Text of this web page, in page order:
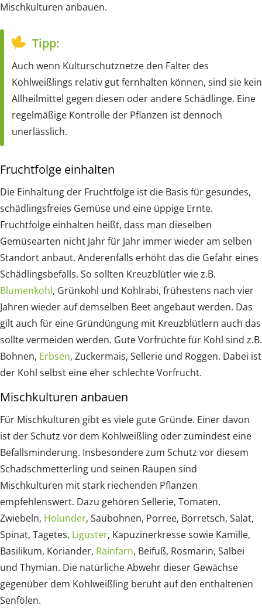
Mischkulturen anbauen.
Tipp:
Auch wenn Kulturschutznetze den Falter des
Kohlweißlings relativ gut fernhalten können, sind sie kein
Allheilmittel gegen diesen oder andere Schädlinge. Eine
regelmäßige Kontrolle der Pflanzen ist dennoch
unerlässlich.
Fruchtfolge einhalten
Die Einhaltung der Fruchtfolge ist die Basis für gesundes,
schädlingsfreies Gemüse und eine üppige Ernte.
Fruchtfolge einhalten heißt, dass man dieselben
Gemüsearten nicht Jahr für Jahr immer wieder am selben
Standort anbaut. Anderenfalls erhöht das die Gefahr eines
Schädlingsbefalls. So sollten Kreuzblütler wie z.B.
Blumenkohl, Grünkohl und Kohlrabi, frühestens nach vier
Jahren wieder auf demselben Beet angebaut werden. Das
gilt auch für eine Gründüngung mit Kreuzblütlern auch das
sollte vermeiden werden. Gute Vorfrüchte für Kohl sind z.B.
Bohnen, Erbsen, Zuckermais, Sellerie und Roggen. Dabei ist
der Kohl selbst eine eher schlechte Vorfrucht.
Mischkulturen anbauen
Für Mischkulturen gibt es viele gute Gründe. Einer davon
ist der Schutz vor dem Kohlweißling oder zumindest eine
Befallsminderung. Insbesondere zum Schutz vor diesem
Schadschmetterling und seinen Raupen sind
Mischkulturen mit stark riechenden Pflanzen
empfehlenswert. Dazu gehören Sellerie, Tomaten,
Zwiebeln, Holunder, Saubohnen, Porree, Borretsch, Salat,
Spinat, Tagetes, Liguster, Kapuzinerkresse sowie Kamille,
Basilikum, Koriander, Rainfarn, Beifuß, Rosmarin, Salbei
und Thymian. Die natürliche Abwehr dieser Gewächse
gegenüber dem Kohlweißling beruht auf den enthaltenen
Senfölen.